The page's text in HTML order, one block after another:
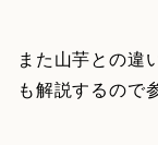
また山芋との違
も解説するので